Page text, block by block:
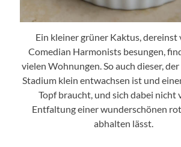
Ein kleiner grüner Kaktus, dereinst
Comedian Harmonists besungen,
vielen Wohnungen. So auch dieser,
Stadium klein entwachsen ist und
Topf braucht, und sich dabei nicht
Entfaltung einer wunderschönen
abhalten lässt.